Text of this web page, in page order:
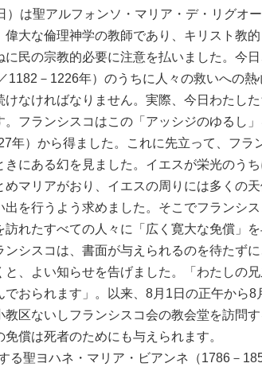
）は聖アルフォンソ・マリア・デ・リグオ
偉大な倫理神学の教師であり、キリスト教
に民の宗教的必要に注意を払いました。今
1182－1226年）のうちに人々の救いへの
けなければなりません。実際、今日わたし
。フランシスコはこの「アッシジのゆるし
年）から得ました。これに先立って、フ
きにある幻を見ました。イエスが栄光のう
めマリアがおり、イエスの周りには多くの
出を行うよう求めました。そこでフランシ
訪れたすべての人々に「広く寛大な免償」
ンシスコは、書面が与えられるのを待たず
と、よい知らせを告げました。「わたしの
でおられます」。以来、8月1日の正午から
教区ないしフランシスコ会の教会堂を訪問
償は死者のためにも与えられます。
聖ヨハネ・マリア・ビアンネ（1786－